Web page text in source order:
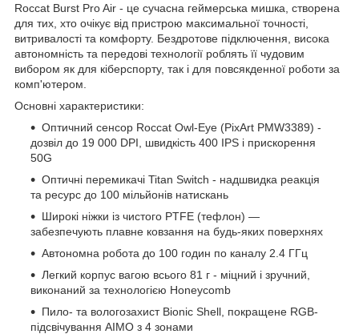
Roccat Burst Pro Air - це сучасна геймерська мишка, створена
для тих, хто очікує від пристрою максимальної точності,
витривалості та комфорту. Бездротове підключення, висока
автономність та передові технології роблять її чудовим
вибором як для кіберспорту, так і для повсякденної роботи за
комп'ютером.
Основні характеристики:
Оптичний сенсор Roccat Owl-Eye (PixArt PMW3389) -
дозвіл до 19 000 DPI, швидкість 400 IPS і прискорення
50G
Оптичні перемикачі Titan Switch - надшвидка реакція
та ресурс до 100 мільйонів натискань
Широкі ніжки із чистого PTFE (тефлон) —
забезпечують плавне ковзання на будь-яких поверхнях
Автономна робота до 100 годин по каналу 2.4 ГГц
Легкий корпус вагою всього 81 г - міцний і зручний,
виконаний за технологією Honeycomb
Пило- та вологозахист Bionic Shell, покращене RGB-
підсвічування AIMO з 4 зонами